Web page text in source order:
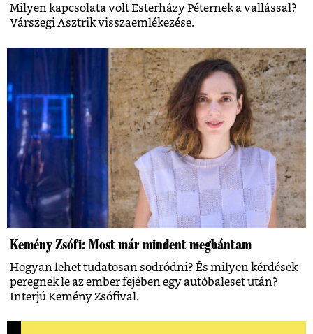
Milyen kapcsolata volt Esterházy Péternek a vallással?
Várszegi Asztrik visszaemlékezése.
Kemény Zsófi: Most már mindent megbántam
Hogyan lehet tudatosan sodródni? És milyen kérdések
peregnek le az ember fejében egy autóbaleset után?
Interjú Kemény Zsófival.